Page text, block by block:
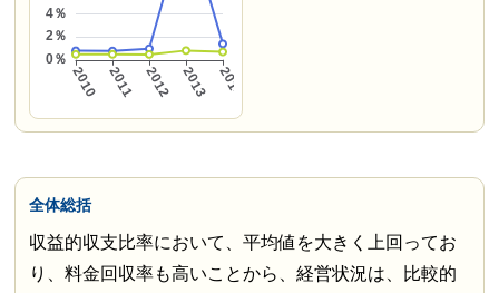
全体総括
収益的収支比率において、平均値を大きく上回ってお
り、料金回収率も高いことから、経営状況は、比較的